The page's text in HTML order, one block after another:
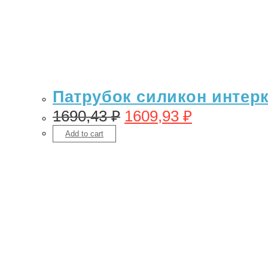
Патрубок силикон
1690,43₽ 1609,93 ₽
Add to cart